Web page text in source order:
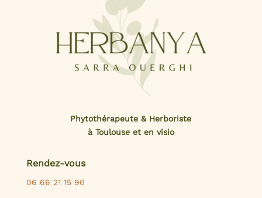
Phytothérapeute & Herboriste
à Toulouse et en visio
Rendez-vous
06 66 21 15 90